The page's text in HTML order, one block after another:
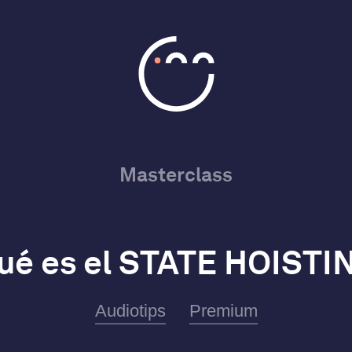
Masterclass
es el STATE
Audiotips Premium